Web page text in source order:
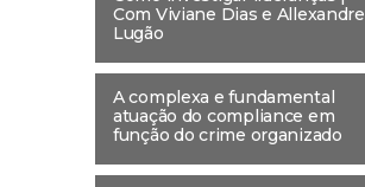
Com Viviane Dias e Allexandre
Lugão
A complexa e fundamental
atuação do compliance em
função do crime organizado